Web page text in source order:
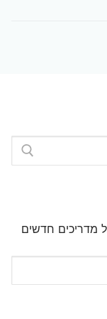
מדריכים חדשים